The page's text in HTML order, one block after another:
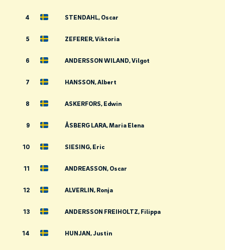
4 STENDAHL, Oscar
5 ZEFERER, Viktoria
6 ANDERSSON WILAND, Vilgot
7 HANSSON, Albert
8 ASKERFORS, Edwin
9 ÅSBERG LARA, Maria Elena
10 SIESING, Eric
11 ANDREASSON, Oscar
12 ALVERLIN, Ronja
13 ANDERSSON FREIHOLTZ, Filippa
14 HUNJAN, Justin